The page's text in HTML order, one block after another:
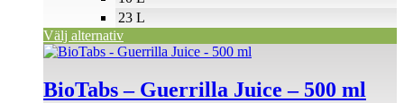
23 L
Välj alternativ
BioTabs – Guerrilla Juice – 500 ml